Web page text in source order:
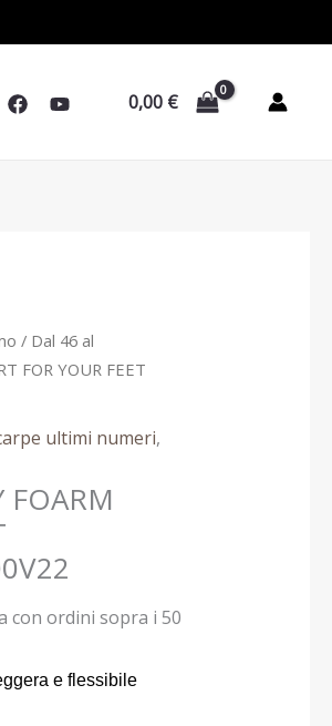
0,00 €
/ Dal 46 al
FOR YOUR FEET
ultimi numeri,
FOARM
con ordini sopra i 50
e flessibile